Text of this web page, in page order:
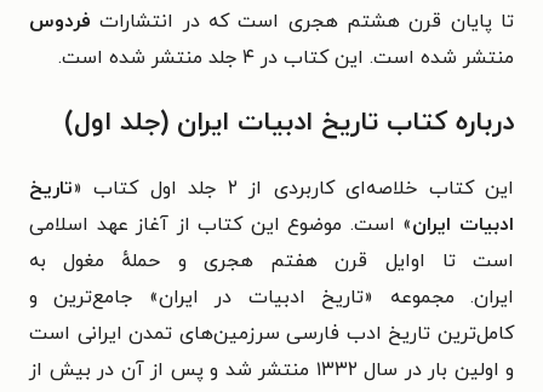
تا پایان قرن هشتم هجری است که در انتشارات فردوس
منتشر شده است. این کتاب در ۴ جلد منتشر شده است.
درباره کتاب تاریخ ادبیات ایران (جلد اول)
این کتاب خلاصه‌ای کاربردی از ۲ جلد اول کتاب «
تاریخ
ادبیات ایران» است. موضوع این کتاب از آغاز عهد اسلامی
است تا اوایل قرن هفتم هجری و حملهٔ مغول به
ایران. مجموعه «تاریخ ادبیات در ایران» جامع‌ترین و
کامل‌ترین تاریخ ادب فارسی سرزمین‌های تمدن ایرانی است
و اولین بار در سال ۱۳۳۲ منتشر شد و پس از آن در بیش از